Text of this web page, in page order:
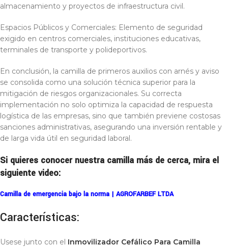
almacenamiento y proyectos de infraestructura civil.
Espacios Públicos y Comerciales: Elemento de seguridad
exigido en centros comerciales, instituciones educativas,
terminales de transporte y polideportivos.
En conclusión, la camilla de primeros auxilios con arnés y aviso
se consolida como una solución técnica superior para la
mitigación de riesgos organizacionales. Su correcta
implementación no solo optimiza la capacidad de respuesta
logística de las empresas, sino que también previene costosas
sanciones administrativas, asegurando una inversión rentable y
de larga vida útil en seguridad laboral.
Si quieres conocer nuestra camilla más de cerca, mira el
siguiente video:
Camilla de emergencia bajo la norma | AGROFARBEF LTDA
Características:
Usese junto con el Inmovilizador Cefálico Para Camilla